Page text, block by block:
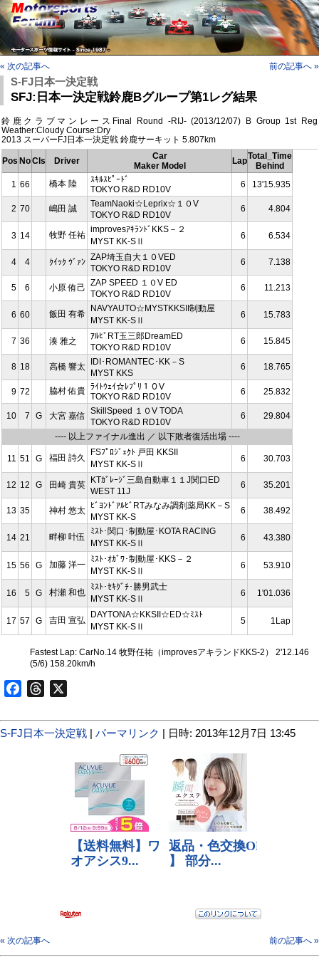
« 次の記事へ 前の記事へ »
S-FJ日本一決定戦
SFJ:日本一決定戦鈴鹿Bグループ第1レグ結果
鈴鹿クラブマンレースFinal Round -RIJ- (2013/12/07) B Group 1st Reg
Weather:Cloudy Course:Dry
2013 スーパーFJ日本一決定戦 鈴鹿サーキット 5.807km
Pos NoCls Driver
Car
Maker Model
LapTotal_Time
Behind
1 66 橋本 陸
ｽｷﾙｽﾋﾟｰﾄﾞ
TOKYO R&D RD10V
6 13'15.935
2 70 嶋田 誠
TeamNaoki☆Leprix☆１０V
TOKYO R&D RD10V
6 4.804
3 14 牧野 任祐
improvesｱｷﾗﾝﾄﾞKKS－２
MYST KK-SⅡ
6 6.534
4 4 ｸｲｯｸ ｳﾞｧﾝ ZAP埼玉自大１０VED
TOKYO R&D RD10V
6 7.138
5 6 小原 侑己 ZAP SPEED １０V ED
TOKYO R&D RD10V
6 11.213
6 60 飯田 有希
NAVYAUTO☆MYSTKKSII制動屋
MYST KK-SⅡ
6 15.783
7 36 湊 雅之
ｱﾙﾋﾞRT玉三郎DreamED
TOKYO R&D RD10V
6 15.845
8 18 高橋 響太 IDI･ROMANTEC･KK－S
MYST KKS
6 18.765
9 72 脇村 佑貴 ﾗｲﾄｳｪｲ☆ﾚﾌﾟﾘ１０V
TOKYO R&D RD10V
6 25.832
10 7 G 大宮 嘉信 SkillSpeed １０V TODA
TOKYO R&D RD10V
6 29.804
---- 以上ファイナル進出 ／ 以下敗者復活出場 ----
11 51 G 福田 詩久
FSﾌﾟﾛｼﾞｪｸﾄ 戸田 KKSII
MYST KK-SⅡ
6 30.703
12 12 G 田崎 貴英 KTｶﾞﾚｰｼﾞ三島自動車１１J関口ED
WEST 11J
6 35.201
13 35 神村 悠太 ﾋﾞﾖﾝﾄﾞｱﾙﾋﾞRTみなみ調剤薬局KK－S
MYST KK-S
6 38.492
14 21 畔柳 叶伍
ﾐｽﾄ･関口･制動屋･KOTA RACING
MYST KK-SⅡ
6 43.380
15 56 G 加藤 洋一
ﾐｽﾄ･ｵｶﾞﾜ･制動屋･KKS－２
MYST KK-SⅡ
6 53.910
16 5 G 村瀬 和也
ﾐｽﾄ･ｾｷｸﾞﾁ･勝男武士
MYST KK-SⅡ
6 1'01.036
17 57 G 吉田 宣弘
DAYTONA☆KKSII☆ED☆ﾐｽﾄ
MYST KK-SⅡ
5 1Lap
Fastest Lap: CarNo.14 牧野任祐（improvesアキランドKKS-2） 2'12.146
(5/6) 158.20km/h
FacebookThreads
S-FJ日本一決定戦 | パーマリンク | 日時: 2013年12月7日 13:45
« 次の記事へ 前の記事へ »